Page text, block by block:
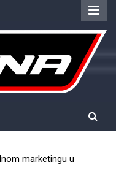
marketingu u